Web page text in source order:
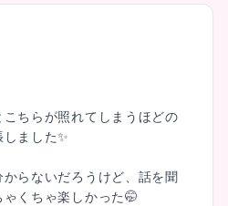
ちらが照れてしまうほどの
ました✨
らないだろうけど、話を聞
くちゃ楽しかった🤭